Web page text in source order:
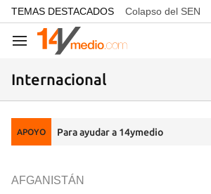
common.go-to-content
TEMAS DESTACADOS Colapso del SEN
Navegación
Internacional
APOYO Para ayudar a 14ymedio
AFGANISTÁN